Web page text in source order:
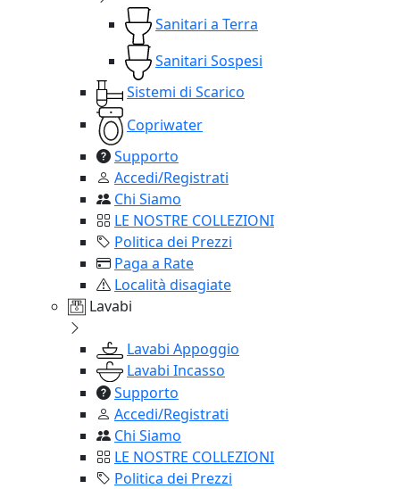
Sanitari a Terra
Sanitari Sospesi
Sistemi di Scarico
Copriwater
Supporto
Accedi/Registrati
Chi Siamo
LE NOSTRE COLLEZIONI
Politica dei Prezzi
Paga a Rate
Località disagiate
Lavabi
Lavabi Appoggio
Lavabi Incasso
Supporto
Accedi/Registrati
Chi Siamo
LE NOSTRE COLLEZIONI
Politica dei Prezzi